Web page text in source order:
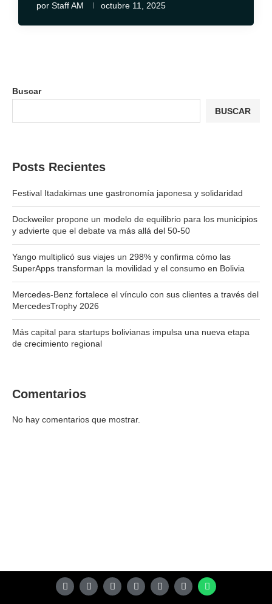
por Staff AM octubre 11, 2025
Buscar
BUSCAR
Posts Recientes
Festival Itadakimas une gastronomía japonesa y solidaridad
Dockweiler propone un modelo de equilibrio para los municipios
y advierte que el debate va más allá del 50-50
Yango multiplicó sus viajes un 298% y confirma cómo las
SuperApps transforman la movilidad y el consumo en Bolivia
Mercedes-Benz fortalece el vínculo con sus clientes a través del
MercedesTrophy 2026
Más capital para startups bolivianas impulsa una nueva etapa
de crecimiento regional
Comentarios
No hay comentarios que mostrar.